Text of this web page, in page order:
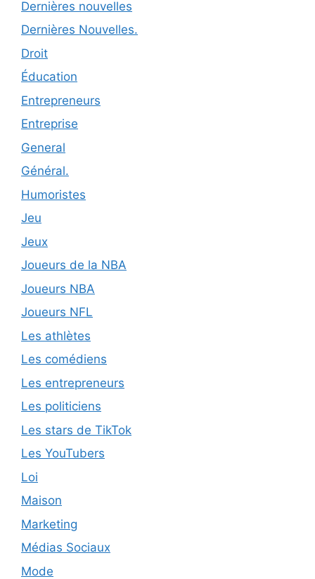
Dernières nouvelles
Dernières Nouvelles.
Droit
Éducation
Entrepreneurs
Entreprise
General
Général.
Humoristes
Jeu
Jeux
Joueurs de la NBA
Joueurs NBA
Joueurs NFL
Les athlètes
Les comédiens
Les entrepreneurs
Les politiciens
Les stars de TikTok
Les YouTubers
Loi
Maison
Marketing
Médias Sociaux
Mode